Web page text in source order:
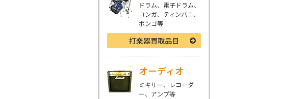
ドラム、電子ドラム、
コンガ、ティンパニ、
ボンゴ等
打楽器買取品目
オーディオ
ミキサー、レコーダ
ー、アンプ等